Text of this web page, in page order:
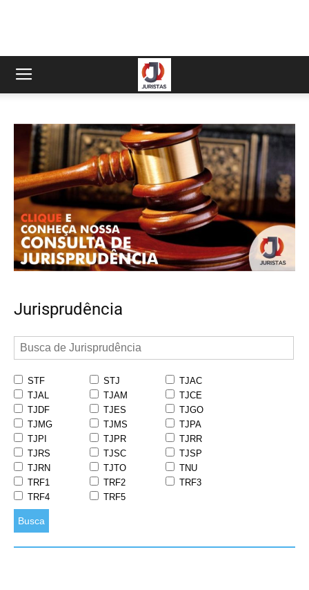
Jurisprudência
STF STJ
TJAC
TJAL
TJAM
TJCE
TJDF
TJES
TJGO
TJMG
TJMS
TJPA
TJPI
TJPR
TJRR
TJRS
TJSC
TJSP
TJRN
TJTO
TNU
TRF1
TRF2
TRF3
TRF4
TRF5
Busca